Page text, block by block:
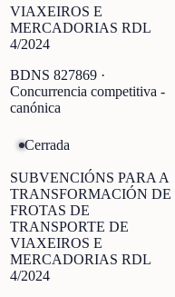
VIAXEIROS E
MERCADORIAS RDL
4/2024
BDNS 827869 ·
Concurrencia competitiva -
canónica
Cerrada
SUBVENCIÓNS PARA A
TRANSFORMACIÓN DE
FROTAS DE
TRANSPORTE DE
VIAXEIROS E
MERCADORIAS RDL
4/2024